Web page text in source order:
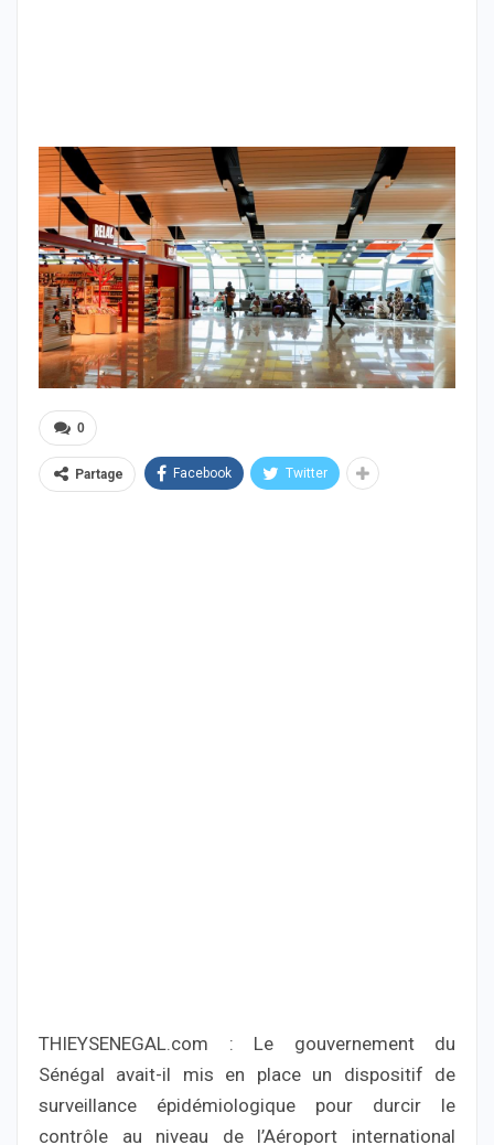
0
Partage Facebook Twitter
THIEYSENEGAL.com : Le gouvernement du
Sénégal avait-il mis en place un dispositif de
surveillance épidémiologique pour durcir le
contrôle au niveau de l’Aéroport international